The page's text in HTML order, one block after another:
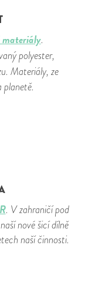
materiály.
polyester,
Materiály, ze
. V zahraničí pod
nové šicí dílně
naší činnosti.